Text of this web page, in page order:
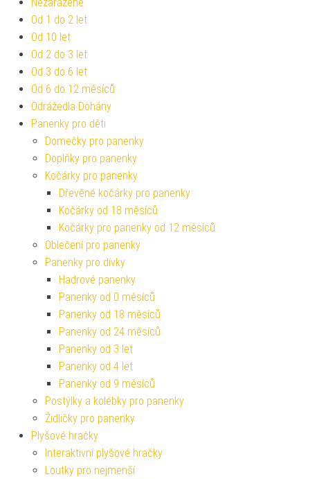
Od 1 do 2 let
Od 10 let
Od 2 do 3 let
Od 3 do 6 let
Od 6 do 12 měsíců
Odrážedla Dohány
Panenky pro děti
Domečky pro panenky
Doplňky pro panenky
Kočárky pro panenky
Dřevěné kočárky pro panenky
Kočárky od 18 měsíců
Kočárky pro panenky od 12 měsíců
Oblečení pro panenky
Panenky pro dívky
Hadrové panenky
Panenky od 0 měsíců
Panenky od 18 měsíců
Panenky od 24 měsíců
Panenky od 3 let
Panenky od 4 let
Panenky od 9 měsíců
Postýlky a kolébky pro panenky
Židličky pro panenky
Plyšové hračky
Interaktivní plyšové hračky
Loutky pro nejmenší